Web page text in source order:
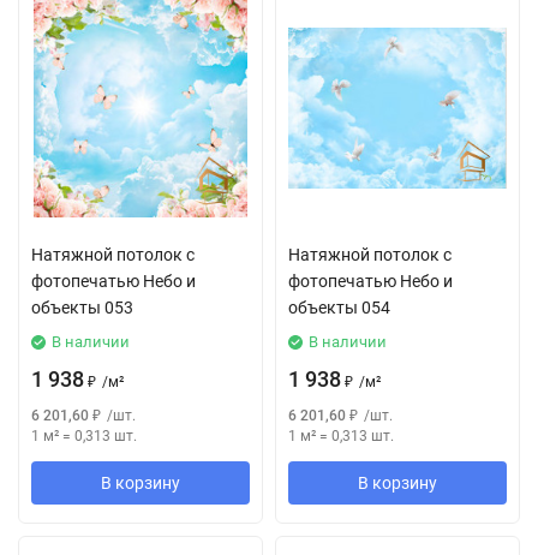
Натяжной потолок с
фотопечатью Небо и
объекты 053
В наличии
1 938 ₽ /м²
6 201,60 ₽ /шт.
1 м² = 0,313 шт.
В корзину
Натяжной потолок с
фотопечатью Небо и
объекты 054
В наличии
1 938 ₽ /м²
6 201,60 ₽ /шт.
1 м² = 0,313 шт.
В корзину